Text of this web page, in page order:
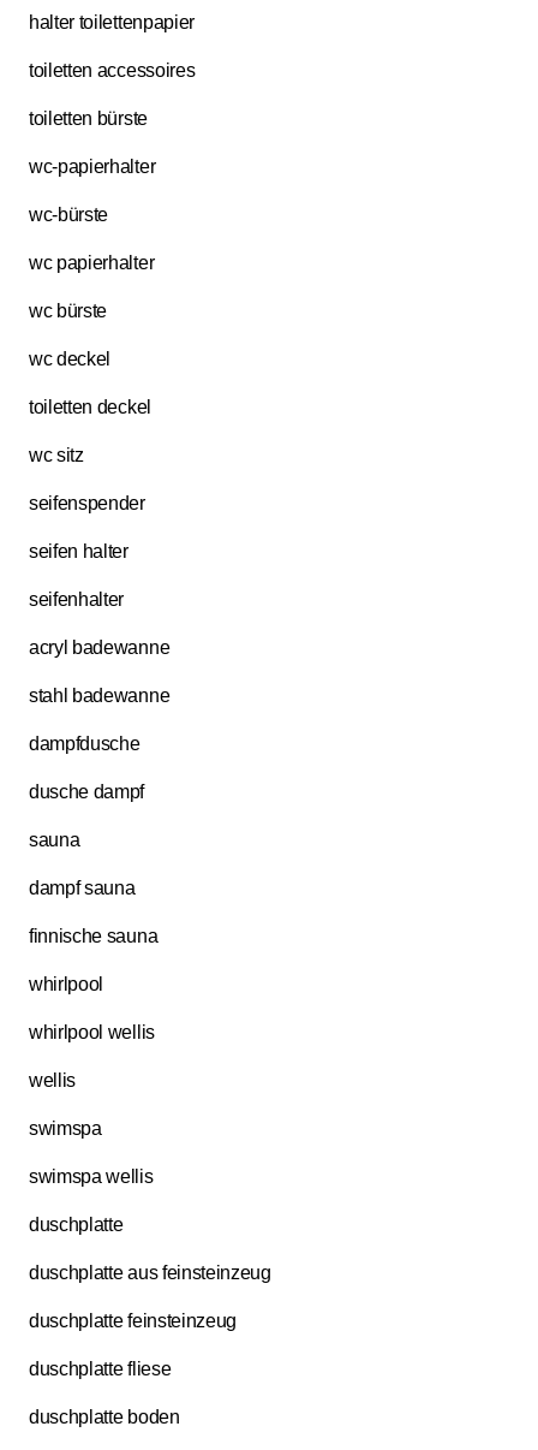
halter toilettenpapier
toiletten accessoires
toiletten bürste
wc-papierhalter
wc-bürste
wc papierhalter
wc bürste
wc deckel
toiletten deckel
wc sitz
seifenspender
seifen halter
seifenhalter
acryl badewanne
stahl badewanne
dampfdusche
dusche dampf
sauna
dampf sauna
finnische sauna
whirlpool
whirlpool wellis
wellis
swimspa
swimspa wellis
duschplatte
duschplatte aus feinsteinzeug
duschplatte feinsteinzeug
duschplatte fliese
duschplatte boden